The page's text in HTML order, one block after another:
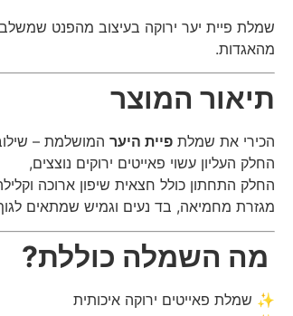
שמלת פיית יער ירוקה בעיצוב מהפנט
מהאגדות.
תיאור המוצר
הכירי את שמלת פיית היער המושלמת –
החלק העליון עשוי פאייטים ירוקים נוצצים,
החלק התחתון כולל חצאית שיפון ארוכה
מגזרת מחמיאה, בד נעים וגמיש שמתאים
מה השמלה כוללת?
✨ שמלת פאייטים ירוקה איכותית